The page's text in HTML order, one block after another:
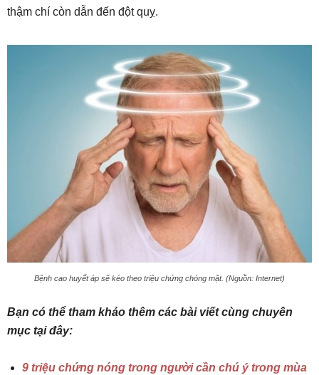
thậm chí còn dẫn đến đột quỵ.
Bệnh cao huyết áp sẽ kéo theo triệu chứng chóng mặt. (Nguồn: Internet)
Bạn có thể tham khảo thêm các bài viết cùng chuyên
mục tại đây:
9 triệu chứng nóng trong người cần chú ý trong mùa